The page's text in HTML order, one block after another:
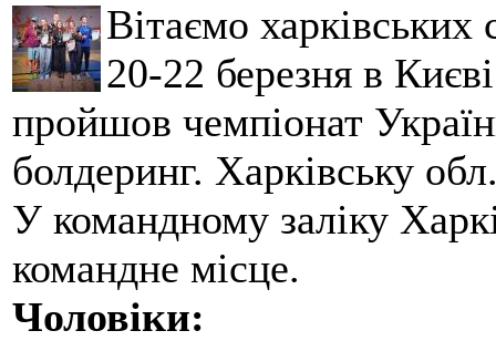
Вітаємо
20-22 березня в
пройшов чемпіонат
болдеринг. Харківську
У командному заліку
командне місце.
Чоловіки: